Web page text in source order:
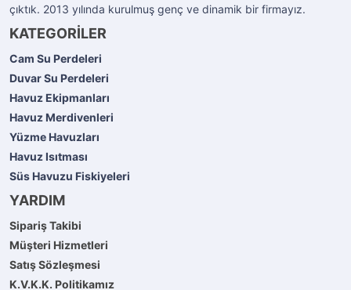
çıktık. 2013 yılında kurulmuş genç ve dinamik bir firmayız.
KATEGORİLER
Cam Su Perdeleri
Duvar Su Perdeleri
Havuz Ekipmanları
Havuz Merdivenleri
Yüzme Havuzları
Havuz Isıtması
Süs Havuzu Fiskiyeleri
YARDIM
Sipariş Takibi
Müşteri Hizmetleri
Satış Sözleşmesi
K.V.K.K. Politikamız